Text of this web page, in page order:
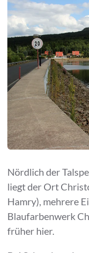
Nördlich der
liegt der Ort
Hamry), mehrere
Blaufarbenwerk
früher hier.